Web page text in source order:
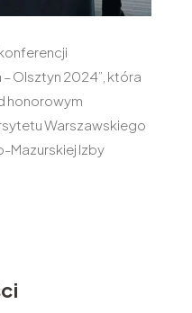
Olsztyn 2024”, która
honorowym
Warszawskiego
Mazurskiej Izby